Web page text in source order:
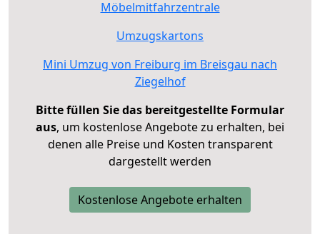
Möbelmitfahrzentrale
Umzugskartons
Mini Umzug von Freiburg im Breisgau nach
Ziegelhof
Bitte füllen Sie das bereitgestellte Formular
aus, um kostenlose Angebote zu erhalten, bei
denen alle Preise und Kosten transparent
dargestellt werden
Kostenlose Angebote erhalten